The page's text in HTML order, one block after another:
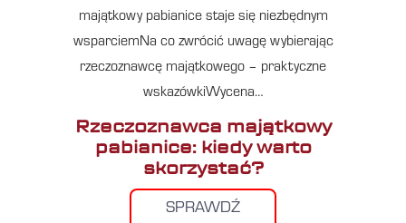
majątkowy pabianice staje się niezbędnym
wsparciemNa co zwrócić uwagę wybierając
rzeczoznawcę majątkowego – praktyczne
wskazówkiWycena…
Rzeczoznawca majątkowy
pabianice: kiedy warto
skorzystać?
SPRAWDŹ